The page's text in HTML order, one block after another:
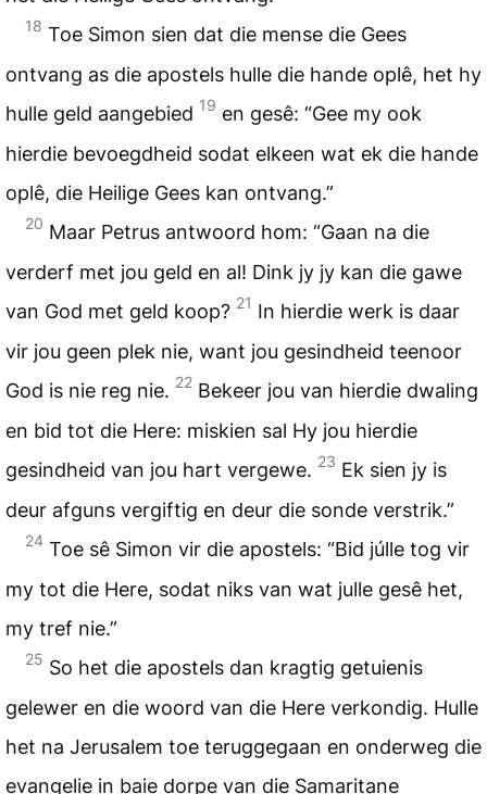
18 Toe Simon sien dat die mense die Gees
ontvang as die apostels hulle die hande oplê, het hy
hulle geld aangebied 19 en gesê: “Gee my ook
hierdie bevoegdheid sodat elkeen wat ek die hande
oplê, die Heilige Gees kan ontvang.”
20 Maar Petrus antwoord hom: “Gaan na die
verderf met jou geld en al! Dink jy jy kan die gawe
van God met geld koop? 21 In hierdie werk is daar
vir jou geen plek nie, want jou gesindheid teenoor
God is nie reg nie. 22 Bekeer jou van hierdie dwaling
en bid tot die Here: miskien sal Hy jou hierdie
gesindheid van jou hart vergewe. 23 Ek sien jy is
deur afguns vergiftig en deur die sonde verstrik.”
24 Toe sê Simon vir die apostels: “Bid júlle tog vir
my tot die Here, sodat niks van wat julle gesê het,
my tref nie.”
25 So het die apostels dan kragtig getuienis
gelewer en die woord van die Here verkondig. Hulle
het na Jerusalem toe teruggegaan en onderweg die
evangelie in baie dorpe van die Samaritane